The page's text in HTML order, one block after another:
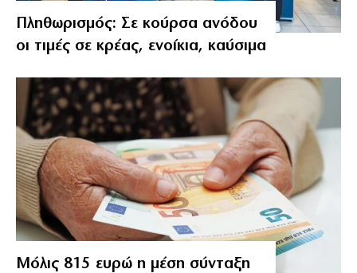
Πληθωρισμός: Σε κούρσα ανόδου
οι τιμές σε κρέας, ενοίκια, καύσιμα
Μόλις 815 ευρώ η μέση σύνταξη